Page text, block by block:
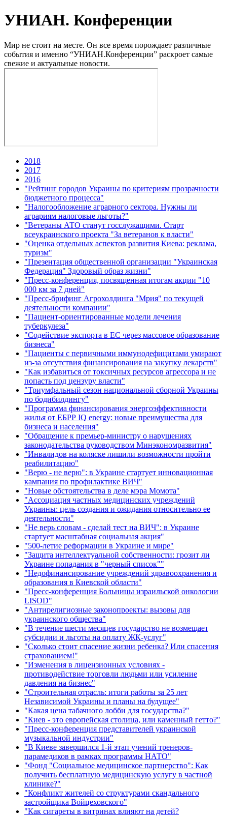
УНИАН. Конференции
Мир не стоит на месте. Он все время порождает различные
события и именно “УНИАН.Конференции” раскроет самые
свежие и актуальные новости.
2018
2017
2016
"Рейтинг городов Украины по критериям прозрачности
бюджетного процесса"
"Налогообложение аграрного сектора. Нужны ли
аграриям налоговые льготы?"
"Ветераны АТО станут госслужащими. Старт
всеукраинского проекта "За ветеранов к власти"
"Оценка отдельных аспектов развития Киева: реклама,
туризм"
"Презентация общественной организации "Украинская
Федерация" Здоровый образ жизни"
"Пресс-конференция, посвященная итогам акции "10
000 км за 7 дней"
"Пресс-брифинг Агрохолдинга "Мрия" по текущей
деятельности компании"
"Пациент-ориентированные модели лечения
туберкулеза"
"Содействие экспорта в ЕС через массовое образование
бизнеса"
"Пациенты с первичными иммунодефицитами умирают
из-за отсутствия финансирования на закупку лекарств"
"Как избавиться от токсичных ресурсов агрессора и не
попасть под цензуру власти"
"Триумфальный сезон национальной сборной Украины
по бодибилдингу"
"Программа финансирования энергоэффективности
жилья от ЕБРР IQ energy: новые преимущества для
бизнеса и населения"
"Обращение к премьер-министру о нарушениях
законодательства руководством Минэкономразвития"
"Инвалидов на коляске лишили возможности пройти
реабилитацию"
"Верю - не верю": в Украине стартует инновационная
кампания по профилактике ВИЧ"
"Новые обстоятельства в деле мэра Момота"
"Ассоциация частных медицинских учреждений
Украины: цель создания и ожидания относительно ее
деятельности"
"Не верь словам - сделай тест на ВИЧ": в Украине
стартует масштабная социальная акция"
"500-летие реформации в Украине и мире"
"Защита интеллектуальной собственности: грозит ли
Украине попадания в "черный список""
"Недофинансирование учреждений здравоохранения и
образования в Киевской области"
"Пресс-конференция Больницы израильской онкологии
LISOD"
"Антирелигиозные законопроекты: вызовы для
украинского общества"
"В течение шести месяцев государство не возмещает
субсидии и льготы на оплату ЖК-услуг"
"Сколько стоит спасение жизни ребенка? Или спасения
страхованием!"
"Изменения в лицензионных условиях -
противодействие торговли людьми или усиление
давления на бизнес"
"Строительная отрасль: итоги работы за 25 лет
Независимой Украины и планы на будущее"
"Какая цена табачного лобби для государства?"
"Киев - это европейская столица, или каменный гетто?"
"Пресс-конференция представителей украинской
музыкальной индустрии"
"В Киеве завершился 1-й этап учений тренеров-
парамедиков в рамках программы НАТО"
"Фонд "Социальное медицинское партнерство": Как
получить бесплатную медицинскую услугу в частной
клинике?"
"Конфликт жителей со структурами скандального
застройщика Войцеховского"
"Как сигареты в витринах влияют на детей?